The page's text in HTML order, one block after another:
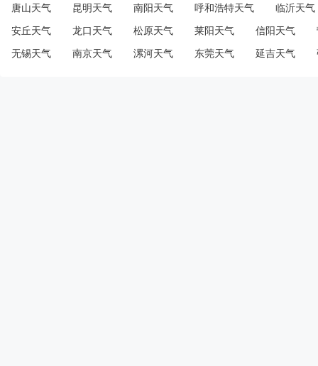
唐山天气 昆明天气 南阳天气 呼和浩特天气 临沂天气
安丘天气 龙口天气 松原天气 莱阳天气 信阳天气
无锡天气 南京天气 漯河天气 东莞天气 延吉天气